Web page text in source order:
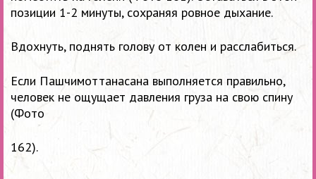
позиции 1-2 минуты,сохраняя ровное дыхание.
Вдохнуть, поднять голову от колен и расслабиться.
Если Пашчимоттанасана выполняется правильно,
человек не ощущает давления груза на свою спину
(Фото
162).